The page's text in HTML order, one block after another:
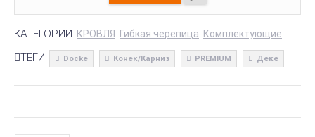
КАТЕГОРИИ: КРОВЛЯ Гибкая черепица Комплектующие
ТЕГИ: Docke Конек/Карниз PREMIUM Деке